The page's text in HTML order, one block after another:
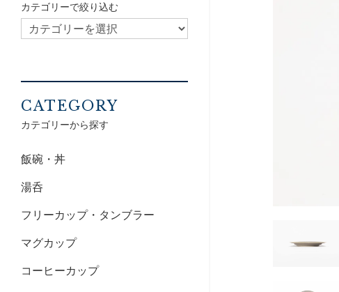
カテゴリーで絞り込む
CATEGORY
カテゴリーから探す
飯碗・丼
湯呑
フリーカップ・タンブラー
マグカップ
コーヒーカップ